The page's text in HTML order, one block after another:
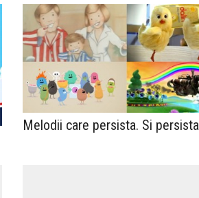
Melodii care persista. Si persista